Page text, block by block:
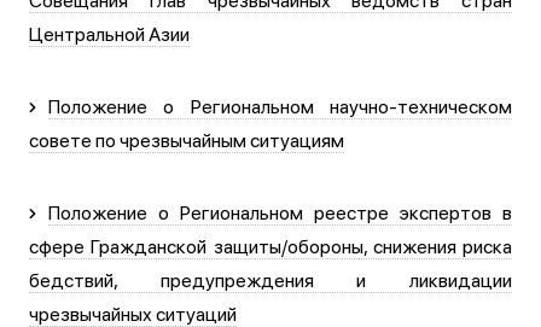
Центральной Азии
Положение о Региональном научно-техническом
совете по чрезвычайным ситуациям
Положение о Региональном реестре экспертов в
сфере Гражданской защиты/обороны, снижения риска
бедствий, предупреждения и ликвидации
чрезвычайных ситуаций